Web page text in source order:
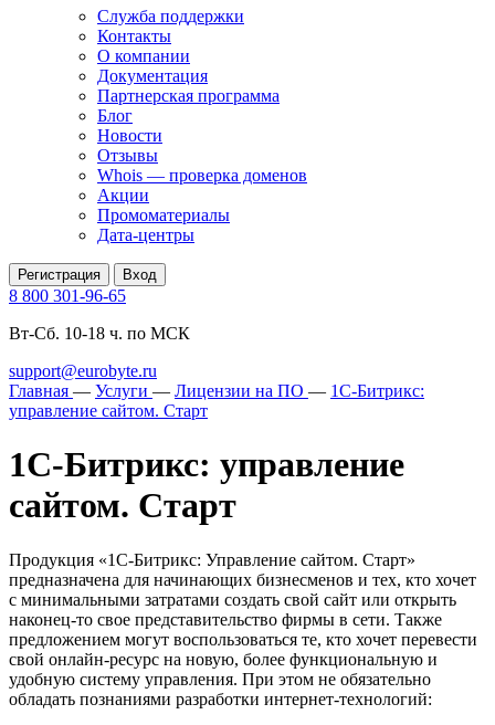
Служба поддержки
Контакты
О компании
Документация
Партнерская программа
Блог
Новости
Отзывы
Whois — проверка доменов
Акции
Промоматериалы
Дата-центры
Регистрация Вход
8 800 301-96-65
Вт-Сб. 10-18 ч. по МСК
support@eurobyte.ru
Главная — Услуги — Лицензии на ПО — 1С-Битрикс:
управление сайтом. Старт
1С-Битрикс: управление
сайтом. Старт
Продукция «1С-Битрикс: Управление сайтом. Старт»
предназначена для начинающих бизнесменов и тех, кто хочет
с минимальными затратами создать свой сайт или открыть
наконец-то свое представительство фирмы в сети. Также
предложением могут воспользоваться те, кто хочет перевести
свой онлайн-ресурс на новую, более функциональную и
удобную систему управления. При этом не обязательно
обладать познаниями разработки интернет-технологий: